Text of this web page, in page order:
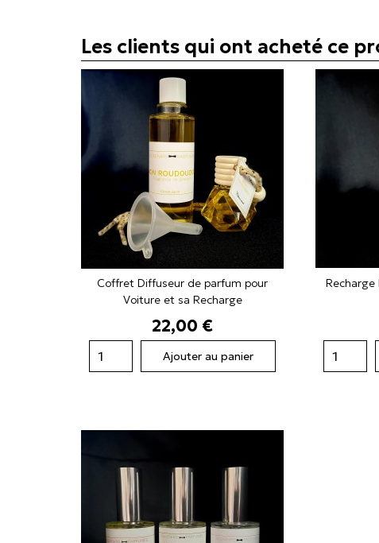
Les clients qui ont acheté ce
Coffret Diffuseur de parfum pour
Voiture et sa Recharge
Prix
22,00 €
Ajouter au panier